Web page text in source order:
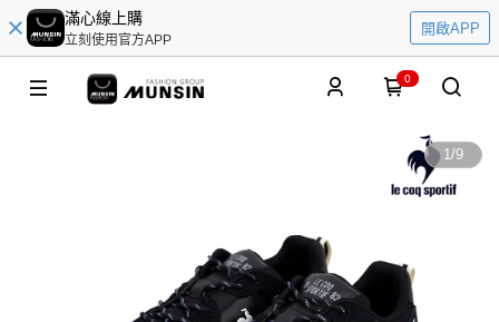
滿心線上購
立刻使用官方APP
開啟APP
0
1/9